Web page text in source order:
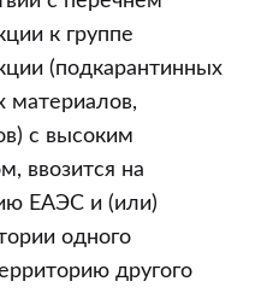
к группе
(подкарантинных
материалов,
с высоким
ввозится на
ЕАЭС и (или)
одного
другого